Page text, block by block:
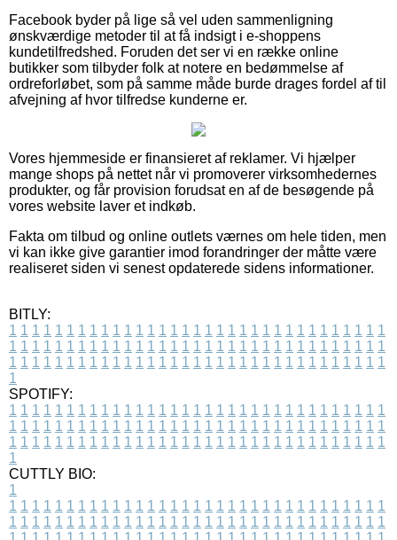
Facebook byder på lige så vel uden sammenligning
ønskværdige metoder til at få indsigt i e-shoppens
kundetilfredshed. Foruden det ser vi en række online
butikker som tilbyder folk at notere en bedømmelse af
ordreforløbet, som på samme måde burde drages fordel af til
afvejning af hvor tilfredse kunderne er.
Vores hjemmeside er finansieret af reklamer. Vi hjælper
mange shops på nettet når vi promoverer virksomhedernes
produkter, og får provision forudsat en af de besøgende på
vores website laver et indkøb.
Fakta om tilbud og online outlets værnes om hele tiden, men
vi kan ikke give garantier imod forandringer der måtte være
realiseret siden vi senest opdaterede sidens informationer.
BITLY:
1 1 1 1 1 1 1 1 1 1 1 1 1 1 1 1 1 1 1 1 1 1 1 1 1 1 1 1 1 1 1 1 1
1 1 1 1 1 1 1 1 1 1 1 1 1 1 1 1 1 1 1 1 1 1 1 1 1 1 1 1 1 1 1 1 1
1 1 1 1 1 1 1 1 1 1 1 1 1 1 1 1 1 1 1 1 1 1 1 1 1 1 1 1 1 1 1 1 1
1
SPOTIFY:
1 1 1 1 1 1 1 1 1 1 1 1 1 1 1 1 1 1 1 1 1 1 1 1 1 1 1 1 1 1 1 1 1
1 1 1 1 1 1 1 1 1 1 1 1 1 1 1 1 1 1 1 1 1 1 1 1 1 1 1 1 1 1 1 1 1
1 1 1 1 1 1 1 1 1 1 1 1 1 1 1 1 1 1 1 1 1 1 1 1 1 1 1 1 1 1 1 1 1
1
CUTTLY BIO:
1
1 1 1 1 1 1 1 1 1 1 1 1 1 1 1 1 1 1 1 1 1 1 1 1 1 1 1 1 1 1 1 1 1
1 1 1 1 1 1 1 1 1 1 1 1 1 1 1 1 1 1 1 1 1 1 1 1 1 1 1 1 1 1 1 1 1